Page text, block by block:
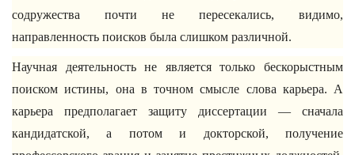
содружества почти не пересекались, видимо,
направленность поисков была слишком различной.
Научная деятельность не является только бескорыстным
поиском истины, она в точном смысле слова карьера. А
карьера предполагает защиту диссертации — сначала
кандидатской, а потом и докторской, получение